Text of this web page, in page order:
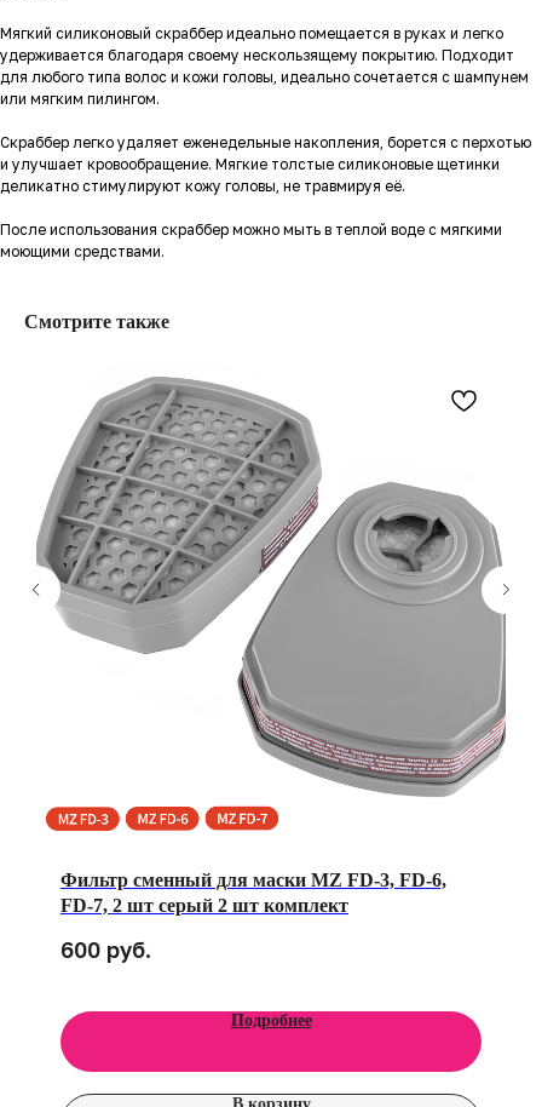
Мягкий силиконовый скраббер идеально помещается в руках и легко
удерживается благодаря своему нескользящему покрытию. Подходит
для любого типа волос и кожи головы, идеально сочетается с шампунем
или мягким пилингом.
Скраббер легко удаляет еженедельные накопления, борется с перхотью
и улучшает кровообращение. Мягкие толстые силиконовые щетинки
деликатно стимулируют кожу головы, не травмируя её.
После использования скраббер можно мыть в теплой воде с мягкими
моющими средствами.
Смотрите также
Фильтр сменный для маски MZ FD-3, FD-6,
FD-7, 2 шт серый 2 шт комплект
600 руб.
Подробнее